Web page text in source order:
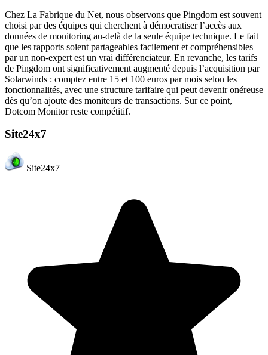
Chez La Fabrique du Net, nous observons que Pingdom est souvent
choisi par des équipes qui cherchent à démocratiser l’accès aux
données de monitoring au-delà de la seule équipe technique. Le fait
que les rapports soient partageables facilement et compréhensibles
par un non-expert est un vrai différenciateur. En revanche, les tarifs
de Pingdom ont significativement augmenté depuis l’acquisition par
Solarwinds : comptez entre 15 et 100 euros par mois selon les
fonctionnalités, avec une structure tarifaire qui peut devenir onéreuse
dès qu’on ajoute des moniteurs de transactions. Sur ce point,
Dotcom Monitor reste compétitif.
Site24x7
Site24x7